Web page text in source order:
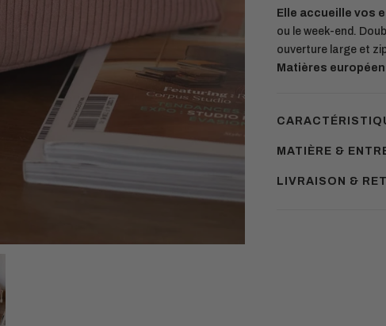
Elle accueille vos
ou le week-end.
ouverture large et
Matières
MATIÈRE &
LIVRAISON &